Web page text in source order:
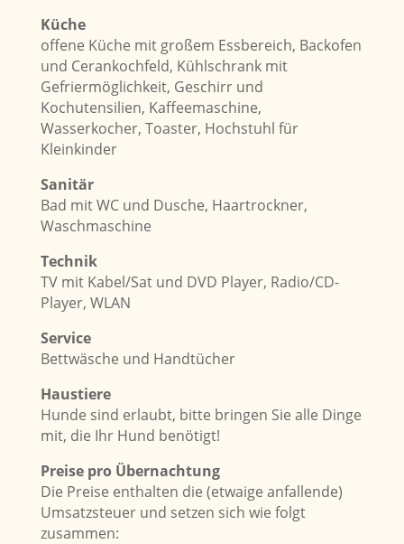
Küche
offene Küche mit großem Essbereich, Backofen
und Cerankochfeld, Kühlschrank mit
Gefriermöglichkeit, Geschirr und
Kochutensilien, Kaffeemaschine,
Wasserkocher, Toaster, Hochstuhl für
Kleinkinder
Sanitär
Bad mit WC und Dusche, Haartrockner,
Waschmaschine
Technik
TV mit Kabel/Sat und DVD Player, Radio/CD-
Player, WLAN
Service
Bettwäsche und Handtücher
Haustiere
Hunde sind erlaubt, bitte bringen Sie alle Dinge
mit, die Ihr Hund benötigt!
Preise pro Übernachtung
Die Preise enthalten die (etwaige anfallende)
Umsatzsteuer und setzen sich wie folgt
zusammen: